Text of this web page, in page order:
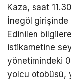
Kaza, saat
İnegöl girişinde
Edinilen
istikametine
yönetimindeki
yolcu otobüsü,